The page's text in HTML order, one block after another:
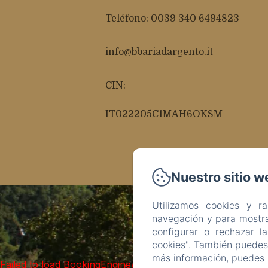
Teléfono: 0039 340 6494823
info@bbariadargento.it
CIN:
IT022205C1MAH6OKSM
Failed to load BookingEngine/index: Loading chunk 93
Nuestro sitio
Utilizamos cookies y
navegación y para
configurar o rechazar
cookies". También
más información,